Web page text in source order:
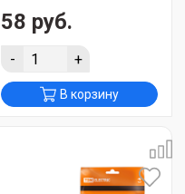
58 руб.
- +
В корзину